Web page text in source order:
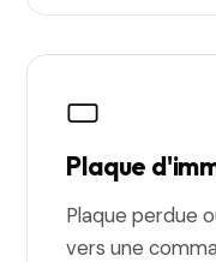
Plaque
Plaque perdue
vers une